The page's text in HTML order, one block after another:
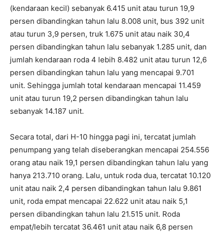
(kendaraan kecil) sebanyak 6.415 unit atau turun 19,9
persen dibandingkan tahun lalu 8.008 unit, bus 392 unit
atau turun 3,9 persen, truk 1.675 unit atau naik 30,4
persen dibandingkan tahun lalu sebanyak 1.285 unit, dan
jumlah kendaraan roda 4 lebih 8.482 unit atau turun 12,6
persen dibandingkan tahun lalu yang mencapai 9.701
unit. Sehingga jumlah total kendaraan mencapai 11.459
unit atau turun 19,2 persen dibandingkan tahun lalu
sebanyak 14.187 unit.
Secara total, dari H-10 hingga pagi ini, tercatat jumlah
penumpang yang telah diseberangkan mencapai 254.556
orang atau naik 19,1 persen dibandingkan tahun lalu yang
hanya 213.710 orang. Lalu, untuk roda dua, tercatat 10.120
unit atau naik 2,4 persen dibandingkan tahun lalu 9.861
unit, roda empat mencapai 22.622 unit atau naik 5,1
persen dibandingkan tahun lalu 21.515 unit. Roda
empat/lebih tercatat 36.461 unit atau naik 6,8 persen